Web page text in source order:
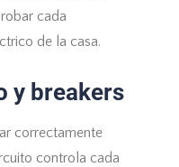
cada
de la casa.
y breakers
correctamente
controla cada